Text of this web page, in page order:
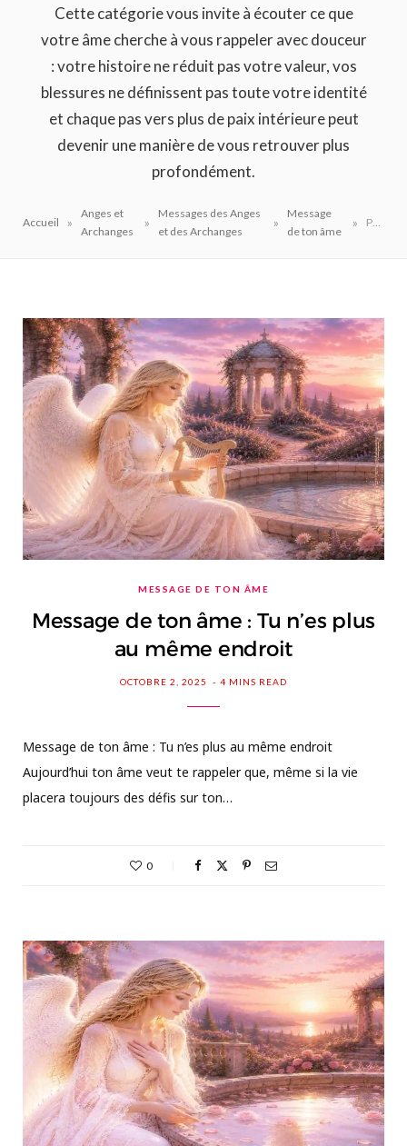
Cette catégorie vous invite à écouter ce que
votre âme cherche à vous rappeler avec douceur
: votre histoire ne réduit pas votre valeur, vos
blessures ne définissent pas toute votre identité
et chaque pas vers plus de paix intérieure peut
devenir une manière de vous retrouver plus
profondément.
Accueil »
Anges et
Archanges
»
Messages des Anges
et des Archanges
»
Message
de ton âme
»
MESSAGE DE TON ÂME
Message de ton âme : Tu n’es plus
au même endroit
OCTOBRE 2, 2025 4 MINS READ
Message de ton âme : Tu n’es plus au même endroit
Aujourd’hui ton âme veut te rappeler que, même si la vie
placera toujours des défis sur ton…
0